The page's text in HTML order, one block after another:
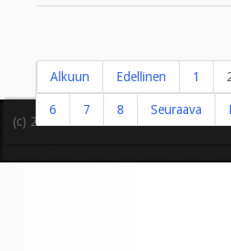
Alkuun Edellinen 1
6 7 8 Seuraava
(c) 2016 Ranskan Suomi-Seura